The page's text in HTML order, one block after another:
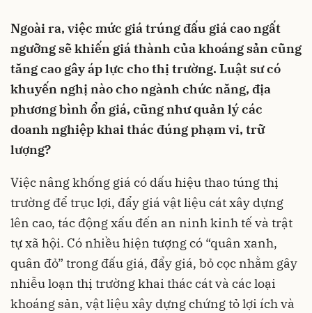
Ngoài ra, việc mức giá trúng đấu giá cao ngất
ngưỡng sẽ khiến giá thành của khoáng sản cũng
tăng cao gây áp lực cho thị trường. Luật sư có
khuyến nghị nào cho ngành chức năng, địa
phương bình ổn giá, cũng như quản lý các
doanh nghiệp khai thác đúng phạm vi, trữ
lượng?
Việc nâng khống giá có dấu hiệu thao túng thị
trường để trục lợi, đẩy giá vật liệu cát xây dựng
lên cao, tác động xấu đến an ninh kinh tế và trật
tự xã hội. Có nhiều hiện tượng có “quân xanh,
quân đỏ” trong đấu giá, đẩy giá, bỏ cọc nhằm gây
nhiễu loạn thị trường khai thác cát và các loại
khoáng sản, vật liệu xây dựng chứng tỏ lợi ích và